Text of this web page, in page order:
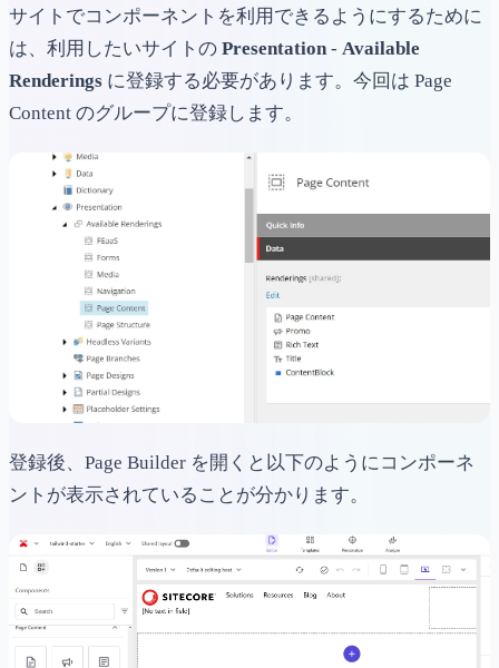
サイトでコンポーネントを利用できるようにするために
は、利用したいサイトの Presentation - Available
Renderings に登録する必要があります。今回は Page
Content のグループに登録します。
登録後、Page Builder を開くと以下のようにコンポーネ
ントが表示されていることが分かります。